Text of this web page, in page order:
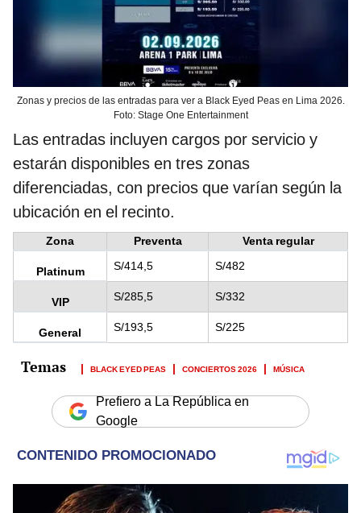
Zonas y precios de las entradas para ver a Black Eyed Peas en Lima 2026.
Foto: Stage One Entertainment
Las entradas incluyen cargos por servicio y
estarán disponibles en tres zonas
diferenciadas, con precios que varían según la
ubicación en el recinto.
Zona Preventa Venta regular
Platinum S/414,5 S/482
VIP S/285,5 S/332
General S/193,5 S/225
BLACK EYED PEAS CONCIERTOS 2026 MÚSICA
Prefiero a La República en
Google